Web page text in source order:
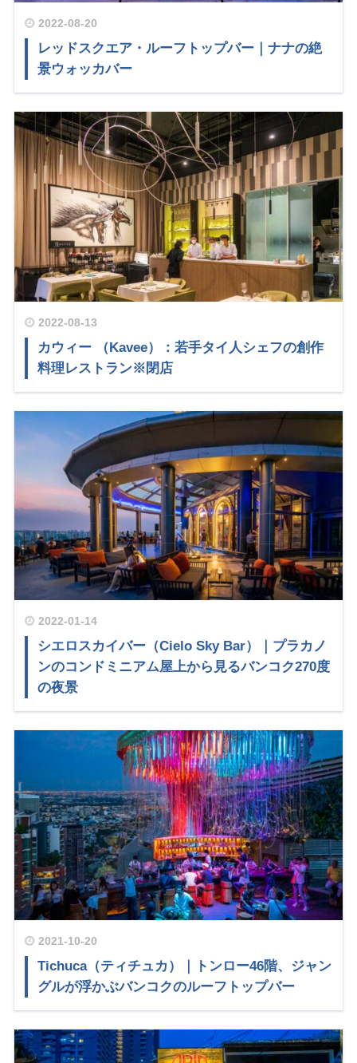
2022-08-20
レッドスクエア・ルーフトップバー｜ナナの絶
景ウォッカバー
2022-08-13
カウィー （Kavee）：若手タイ人シェフの創作
料理レストラン※閉店
2022-01-14
シエロスカイバー（Cielo Sky Bar）｜プラカノ
ンのコンドミニアム屋上から見るバンコク270度
の夜景
2021-10-20
Tichuca（ティチュカ）｜トンロー46階、ジャン
グルが浮かぶバンコクのルーフトップバー